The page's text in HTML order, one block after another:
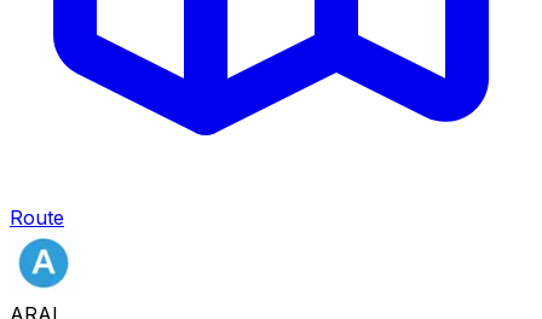
Route
ARAL